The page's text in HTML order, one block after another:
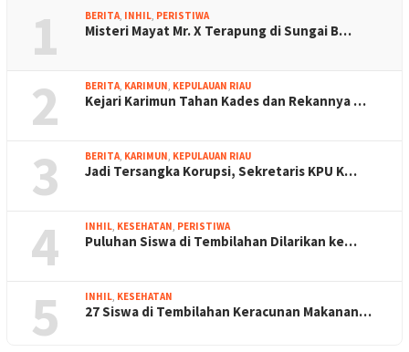
1 BERITA, INHIL, PERISTIWA
Misteri Mayat Mr. X Terapung di Sungai B…
2 BERITA, KARIMUN, KEPULAUAN RIAU
Kejari Karimun Tahan Kades dan Rekannya …
3 BERITA, KARIMUN, KEPULAUAN RIAU
Jadi Tersangka Korupsi, Sekretaris KPU K…
4 INHIL, KESEHATAN, PERISTIWA
Puluhan Siswa di Tembilahan Dilarikan ke…
5 INHIL, KESEHATAN
27 Siswa di Tembilahan Keracunan Makanan…